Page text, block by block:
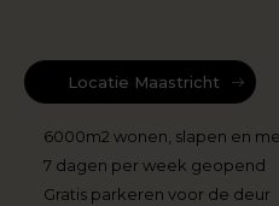
Locatie Maastricht
6000m2 wonen, slapen en
7 dagen per week geopend
Gratis parkeren voor de deur